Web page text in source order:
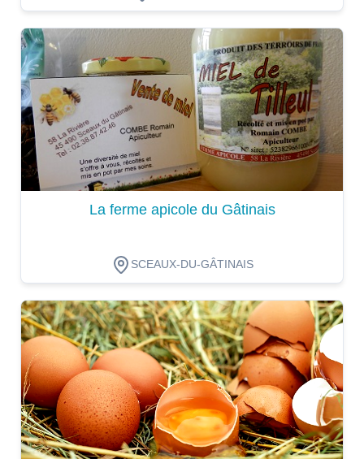
Dégustation
La ferme apicole du Gâtinais
SCEAUX-DU-GÂTINAIS
Dégustation